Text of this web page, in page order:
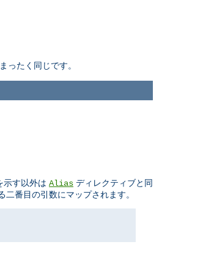
ったく同じです。
示す以外は Alias ディレクティブと同
番目の引数にマップされます。